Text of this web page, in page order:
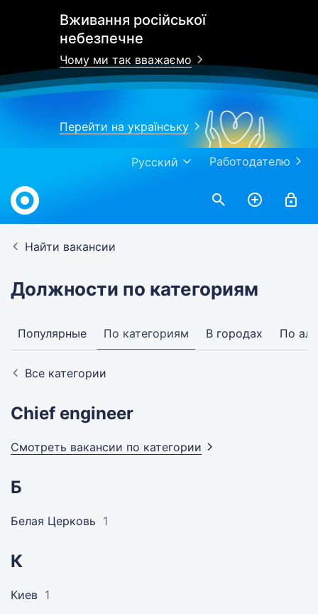
Вживання російської
небезпечне
Чому ми так вважаємо
Перейти на українську
Работодателю
Русский
Найти вакансии
Должности по категориям
Популярные По категориям В городах По
Все категории
Chief engineer
Смотреть вакансии по категории
Б
Белая Церковь 1
К
Киев 1